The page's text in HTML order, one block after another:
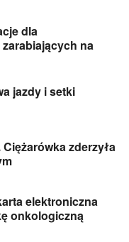
dla
na
jazdy i setki
zderzyła
elektroniczna
onkologiczną